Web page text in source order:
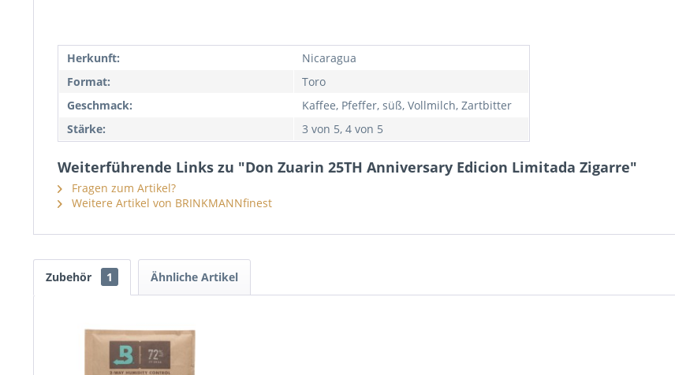
Herkunft:
Nicaragua
Format:
Toro
Geschmack:
Kaffee, Pfeffer, süß, Vollmilch, Zartbitter
Stärke:
3 von 5, 4 von 5
Weiterführende Links zu "Don Zuarin 25TH Anniversary Edicion Limitada Zigarre"
Fragen zum Artikel?
Weitere Artikel von BRINKMANNfinest
Zubehör 1 Ähnliche Artikel